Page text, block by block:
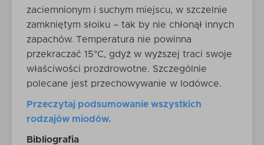
zaciemnionym i suchym miejscu, w szczelnie
zamkniętym słoiku – tak by nie chłonął innych
zapachów. Temperatura nie powinna
przekraczać 15°C, gdyż w wyższej traci swoje
właściwości prozdrowotne. Szczególnie
polecane jest przechowywanie w lodówce.
Przeczytaj podsumowanie wszystkich
rodzajów miodów.
Bibliografia